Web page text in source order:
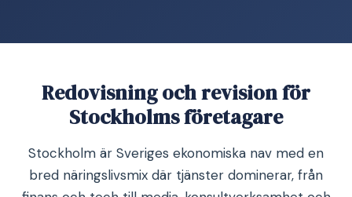
Redovisning och revision för
Stockholms företagare
Stockholm är Sveriges ekonomiska nav med en
bred näringslivsmix där tjänster dominerar, från